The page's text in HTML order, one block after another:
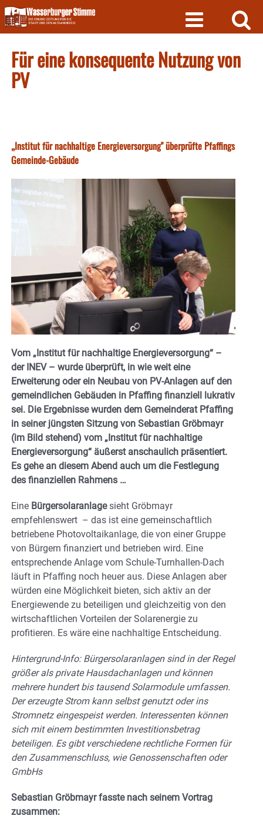
Skip
to
content
Für eine konsequente Nutzung von
PV
„Institut für nachhaltige Energieversorgung" überprüfte Pfaffings
Gemeinde-Gebäude
Vom „Institut für nachhaltige Energieversorgung“ –
der INEV – wurde überprüft, in wie weit eine
Erweiterung oder ein Neubau von PV-Anlagen auf den
gemeindlichen Gebäuden in Pfaffing finanziell lukrativ
sei. Die Ergebnisse wurden dem Gemeinderat Pfaffing
in seiner jüngsten Sitzung von Sebastian Gröbmayr
(im Bild stehend) vom „Institut für nachhaltige
Energieversorgung“ äußerst anschaulich präsentiert.
Es gehe an diesem Abend auch um die Festlegung
des finanziellen Rahmens …
Eine Bürgersolaranlagesieht Gröbmayr
empfehlenswert – das ist eine gemeinschaftlich
betriebene Photovoltaikanlage, die von einer Gruppe
von Bürgern finanziert und betrieben wird. Eine
entsprechende Anlage vom Schule-Turnhallen-Dach
läuft in Pfaffing noch heuer aus. Diese Anlagen aber
würden eine Möglichkeit bieten, sich aktiv an der
Energiewende zu beteiligen und gleichzeitig von den
wirtschaftlichen Vorteilen der Solarenergie zu
profitieren. Es wäre eine nachhaltige Entscheidung.
Hintergrund-Info: Bürgersolaranlagen sind in der Regel
größer als private Hausdachanlagen und können
mehrere hundert bis tausend Solarmodule umfassen.
Der erzeugte Strom kann selbst genutzt oder ins
Stromnetz eingespeist werden. Interessenten können
sich mit einem bestimmten Investitionsbetrag
beteiligen. Es gibt verschiedene rechtliche Formen für
den Zusammenschluss, wie Genossenschaften oder
GmbHs
Sebastian Gröbmayr fasste nach seinem Vortrag
zusammen: